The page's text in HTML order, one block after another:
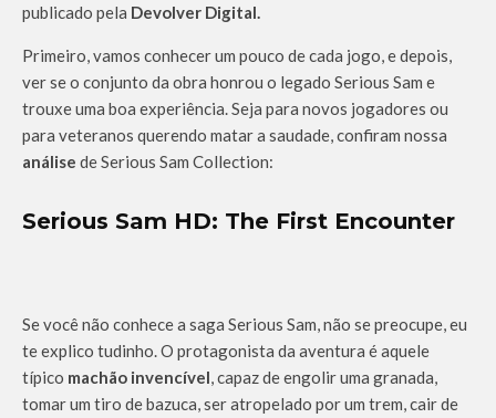
publicado pela Devolver Digital.
Primeiro, vamos conhecer um pouco de cada jogo, e depois,
ver se o conjunto da obra honrou o legado Serious Sam e
trouxe uma boa experiência. Seja para novos jogadores ou
para veteranos querendo matar a saudade, confiram nossa
análise de Serious Sam Collection:
Serious Sam HD: The First Encounter
Se você não conhece a saga Serious Sam, não se preocupe, eu
te explico tudinho. O protagonista da aventura é aquele
típico machão invencível , capaz de engolir uma granada,
tomar um tiro de bazuca, ser atropelado por um trem, cair de